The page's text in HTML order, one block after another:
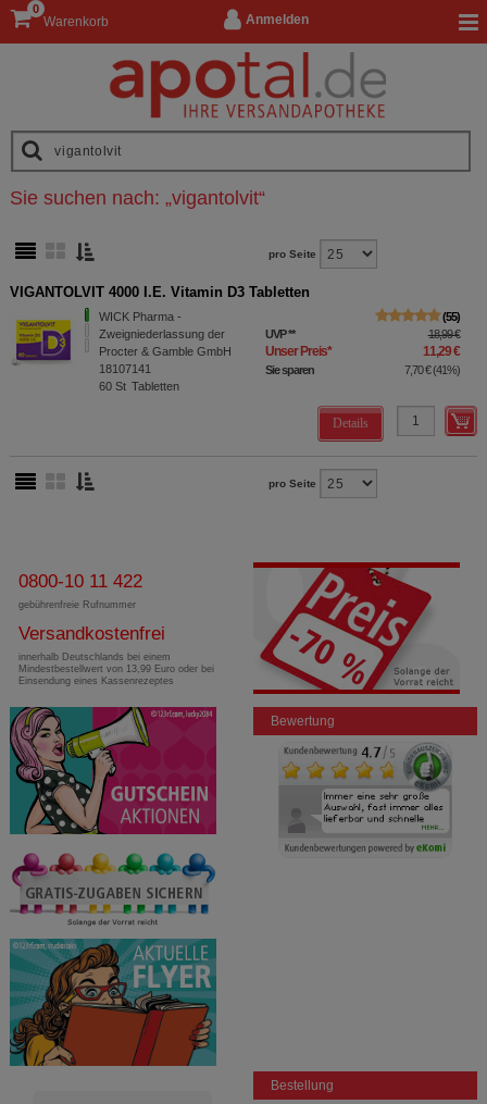
Anmelden
Warenkorb
0
Sie suchen nach: „vigantolvit“
pro Seite
VIGANTOLVIT 4000 I.E. Vitamin D3 Tabletten
WICK Pharma -
Zweigniederlassung der
Procter & Gamble GmbH
18107141
60 St Tabletten
55
UVP** 18,99 €
Unser Preis* 11,29 €
Sie sparen 7,70 €(41%)
Details
pro Seite
0800-10 11 422
gebührenfreie Rufnummer
Versandkostenfrei
innerhalb Deutschlands bei einem
Mindestbestellwert von 13,99 Euro oder bei
Einsendung eines Kassenrezeptes
Bewertung
Bestellung